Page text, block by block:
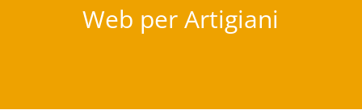
Web per Artigiani